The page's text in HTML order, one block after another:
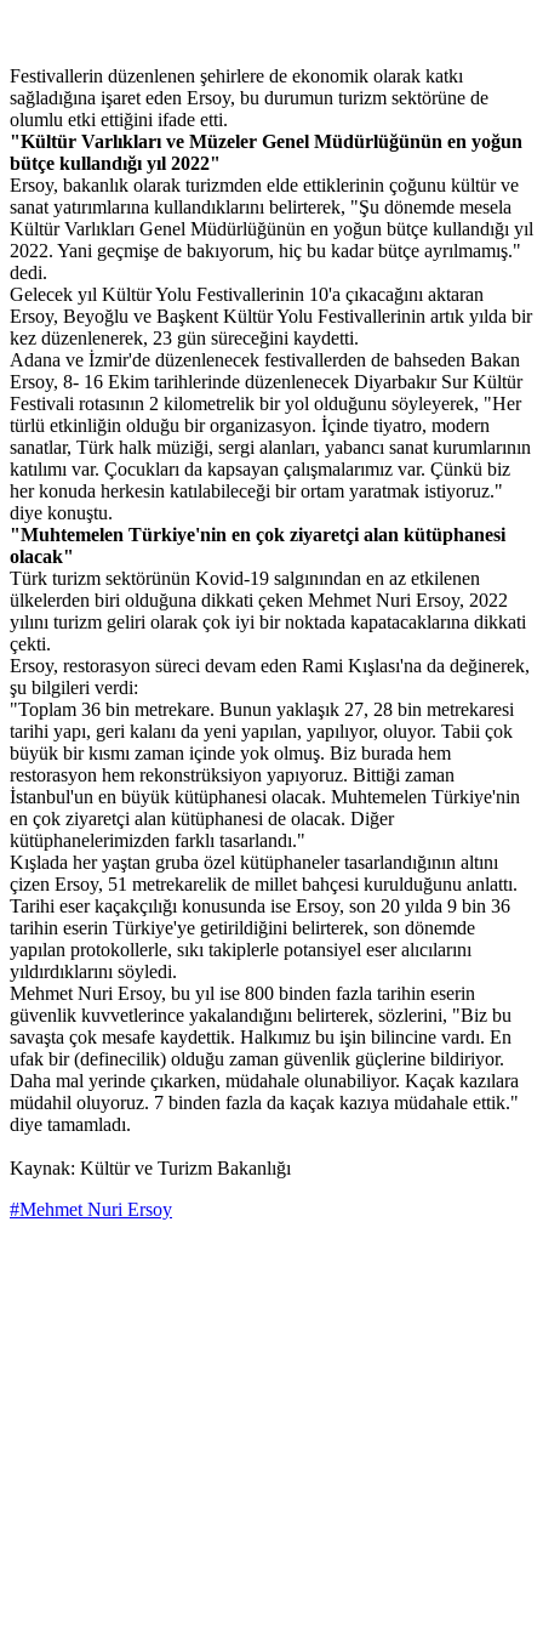
Festivallerin düzenlenen şehirlere de ekonomik olarak katkı
sağladığına işaret eden Ersoy, bu durumun turizm sektörüne de
olumlu etki ettiğini ifade etti.
"Kültür Varlıkları ve Müzeler Genel Müdürlüğünün en yoğun
bütçe kullandığı yıl 2022"
Ersoy, bakanlık olarak turizmden elde ettiklerinin çoğunu kültür ve
sanat yatırımlarına kullandıklarını belirterek, "Şu dönemde mesela
Kültür Varlıkları Genel Müdürlüğünün en yoğun bütçe kullandığı yıl
2022. Yani geçmişe de bakıyorum, hiç bu kadar bütçe ayrılmamış."
dedi.
Gelecek yıl Kültür Yolu Festivallerinin 10'a çıkacağını aktaran
Ersoy, Beyoğlu ve Başkent Kültür Yolu Festivallerinin artık yılda bir
kez düzenlenerek, 23 gün süreceğini kaydetti.
Adana ve İzmir'de düzenlenecek festivallerden de bahseden Bakan
Ersoy, 8- 16 Ekim tarihlerinde düzenlenecek Diyarbakır Sur Kültür
Festivali rotasının 2 kilometrelik bir yol olduğunu söyleyerek, "Her
türlü etkinliğin olduğu bir organizasyon. İçinde tiyatro, modern
sanatlar, Türk halk müziği, sergi alanları, yabancı sanat kurumlarının
katılımı var. Çocukları da kapsayan çalışmalarımız var. Çünkü biz
her konuda herkesin katılabileceği bir ortam yaratmak istiyoruz."
diye konuştu.
"Muhtemelen Türkiye'nin en çok ziyaretçi alan kütüphanesi
olacak"
Türk turizm sektörünün Kovid-19 salgınından en az etkilenen
ülkelerden biri olduğuna dikkati çeken Mehmet Nuri Ersoy, 2022
yılını turizm geliri olarak çok iyi bir noktada kapatacaklarına dikkati
çekti.
Ersoy, restorasyon süreci devam eden Rami Kışlası'na da değinerek,
şu bilgileri verdi:
"Toplam 36 bin metrekare. Bunun yaklaşık 27, 28 bin metrekaresi
tarihi yapı, geri kalanı da yeni yapılan, yapılıyor, oluyor. Tabii çok
büyük bir kısmı zaman içinde yok olmuş. Biz burada hem
restorasyon hem rekonstrüksiyon yapıyoruz. Bittiği zaman
İstanbul'un en büyük kütüphanesi olacak. Muhtemelen Türkiye'nin
en çok ziyaretçi alan kütüphanesi de olacak. Diğer
kütüphanelerimizden farklı tasarlandı."
Kışlada her yaştan gruba özel kütüphaneler tasarlandığının altını
çizen Ersoy, 51 metrekarelik de millet bahçesi kurulduğunu anlattı.
Tarihi eser kaçakçılığı konusunda ise Ersoy, son 20 yılda 9 bin 36
tarihin eserin Türkiye'ye getirildiğini belirterek, son dönemde
yapılan protokollerle, sıkı takiplerle potansiyel eser alıcılarını
yıldırdıklarını söyledi.
Mehmet Nuri Ersoy, bu yıl ise 800 binden fazla tarihin eserin
güvenlik kuvvetlerince yakalandığını belirterek, sözlerini, "Biz bu
savaşta çok mesafe kaydettik. Halkımız bu işin bilincine vardı. En
ufak bir (definecilik) olduğu zaman güvenlik güçlerine bildiriyor.
Daha mal yerinde çıkarken, müdahale olunabiliyor. Kaçak kazılara
müdahil oluyoruz. 7 binden fazla da kaçak kazıya müdahale ettik."
diye tamamladı.
Kaynak: Kültür ve Turizm Bakanlığı
#Mehmet Nuri Ersoy